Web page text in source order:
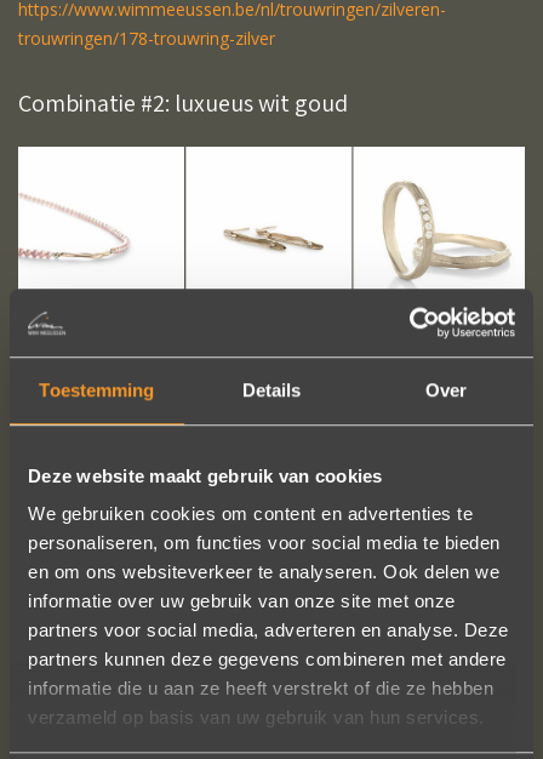
Toestemming Details Over
Deze website maakt gebruik van cookies
We gebruiken cookies om content en advertenties te
personaliseren, om functies voor social media te bieden
en om ons websiteverkeer te analyseren. Ook delen we
informatie over uw gebruik van onze site met onze
partners voor social media, adverteren en analyse. Deze
partners kunnen deze gegevens combineren met andere
informatie die u aan ze heeft verstrekt of die ze hebben
verzameld op basis van uw gebruik van hun services.
https://www.wimmeeussen.be/nl/trouwringen/zilveren-
trouwringen/178-trouwring-zilver
Combinatie #2: luxueus wit goud
Mag het wat exclusiever zijn? Start dan met een paar lange
https://www.wimmeeussen.be/nl/oorbellen/lange-oorbellen/39-
lange-witgouden-oorbellen
Deze oorbellen combineren we met een feestelijk parelsnoer.
Ook hier zie je een accent in wit goud.
https://www.wimmeeussen.be/nl/halskettingen/parelsnoeren/43-
tussenstuk-wit-goud-in-parelsnoer
Tenslotte hebben we nog de ringen. Deze subtiele, fijne